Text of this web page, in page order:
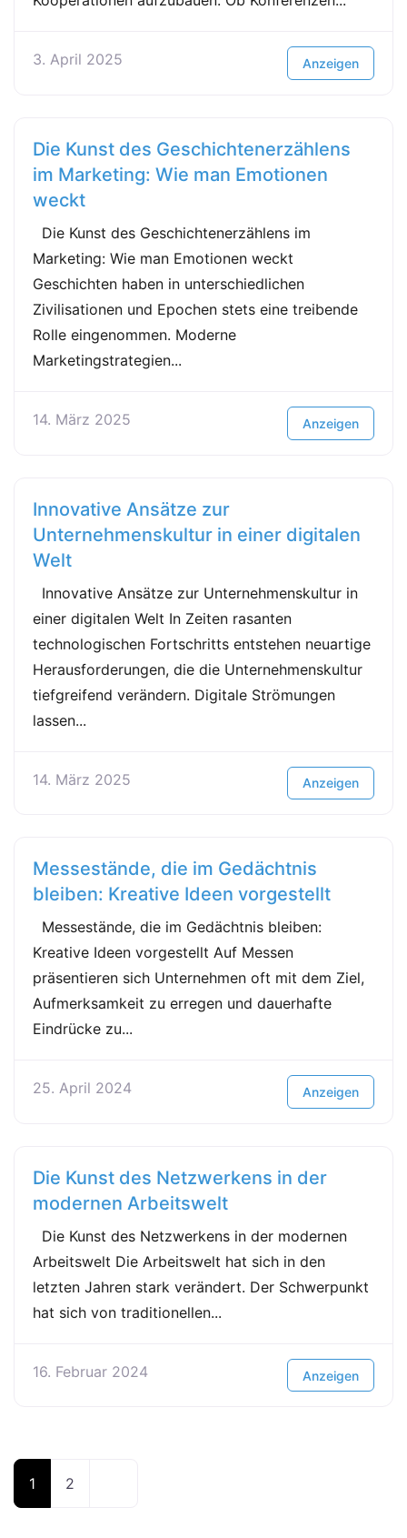
3. April 2025 Anzeigen
Die Kunst des Geschichtenerzählens
im Marketing: Wie man Emotionen
weckt
Die Kunst des Geschichtenerzählens im
Marketing: Wie man Emotionen weckt
Geschichten haben in unterschiedlichen
Zivilisationen und Epochen stets eine treibende
Rolle eingenommen. Moderne
Marketingstrategien...
14. März 2025 Anzeigen
Innovative Ansätze zur
Unternehmenskultur in einer digitalen
Welt
Innovative Ansätze zur Unternehmenskultur in
einer digitalen Welt In Zeiten rasanten
technologischen Fortschritts entstehen neuartige
Herausforderungen, die die Unternehmenskultur
tiefgreifend verändern. Digitale Strömungen
lassen...
14. März 2025 Anzeigen
Messestände, die im Gedächtnis
bleiben: Kreative Ideen vorgestellt
Messestände, die im Gedächtnis bleiben:
Kreative Ideen vorgestellt Auf Messen
präsentieren sich Unternehmen oft mit dem Ziel,
Aufmerksamkeit zu erregen und dauerhafte
Eindrücke zu...
25. April 2024 Anzeigen
Die Kunst des Netzwerkens in der
modernen Arbeitswelt
Die Kunst des Netzwerkens in der modernen
Arbeitswelt Die Arbeitswelt hat sich in den
letzten Jahren stark verändert. Der Schwerpunkt
hat sich von traditionellen...
16. Februar 2024 Anzeigen
Beitragsnavigation
1 2